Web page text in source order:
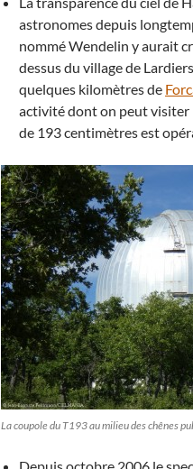
astronomes depuis
nommé Wendelin y aurait
dessus du village de
quelques kilomètres de
activité dont on peut visiter
de 193 centimètres est
La coupole du T193 au milieu des chênes